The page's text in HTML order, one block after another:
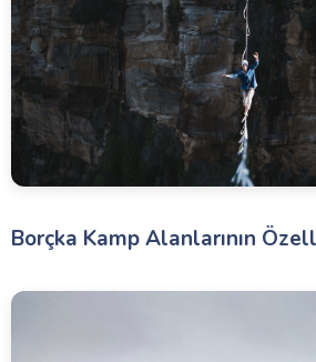
Borçka Kamp Alanlarının